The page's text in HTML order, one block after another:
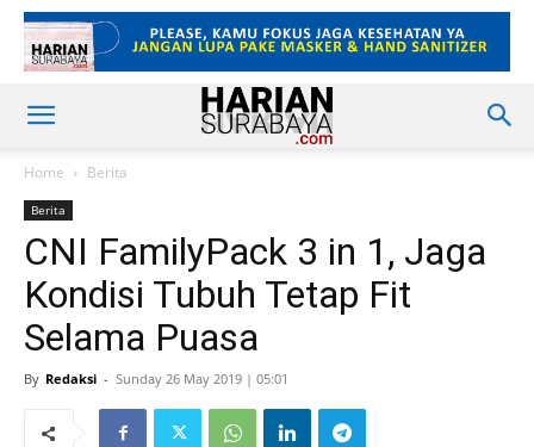
Home Berita
Berita
CNI FamilyPack 3 in 1, Jaga
Kondisi Tubuh Tetap Fit
Selama Puasa
By Redaksi - Sunday 26 May 2019 | 05:01